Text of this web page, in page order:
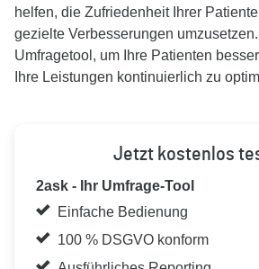
helfen, die Zufriedenheit Ihrer
gezielte Verbesserungen
Umfragetool, um Ihre Patienten
Ihre Leistungen kontinuierlich zu
Jetzt kostenlos
2ask - Ihr Umfrage-Tool
Einfache Bedienung
100 % DSGVO konform